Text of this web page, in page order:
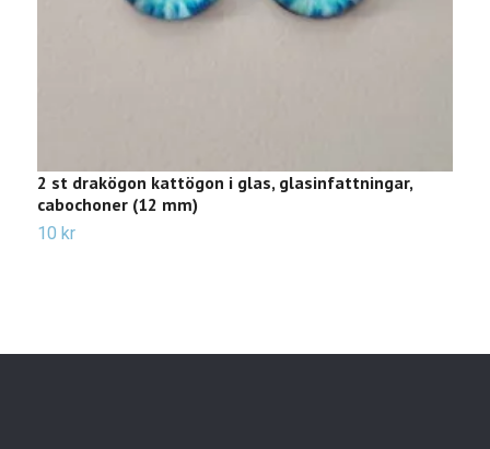
2 st drakögon kattögon i glas, glasinfattningar,
cabochoner (12 mm)
10 kr